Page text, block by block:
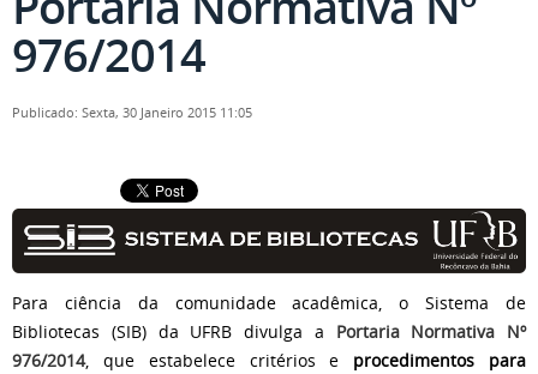
976/2014
Publicado: Sexta, 30 Janeiro 2015 11:05
Para ciência da comunidade acadêmica, o Sistema de
Bibliotecas (SIB) da UFRB divulga a Portaria Normativa Nº
976/2014, que estabelece critérios e procedimentos para